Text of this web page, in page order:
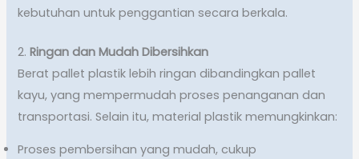
kebutuhan untuk penggantian secara berkala.
2.Ringan dan Mudah Dibersihkan
Berat pallet plastik lebih ringan dibandingkan pallet
kayu, yang mempermudah proses penanganan dan
transportasi. Selain itu, material plastik memungkinkan:
Proses pembersihan yang mudah, cukup